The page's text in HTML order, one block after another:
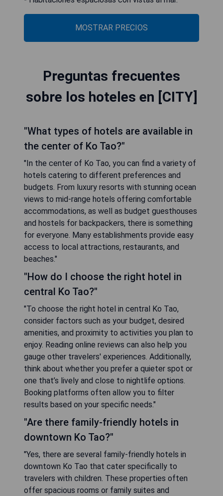
MOSTRAR PRECIOS
Preguntas frecuentes
sobre los hoteles en [CITY]
"What types of hotels are available in
the center of Ko Tao?"
"In the center of Ko Tao, you can find a variety of
hotels catering to different preferences and
budgets. From luxury resorts with stunning ocean
views to mid-range hotels offering comfortable
accommodations, as well as budget guesthouses
and hostels for backpackers, there is something
for everyone. Many establishments provide easy
access to local attractions, restaurants, and
beaches."
"How do I choose the right hotel in
central Ko Tao?"
"To choose the right hotel in central Ko Tao,
consider factors such as your budget, desired
amenities, and proximity to activities you plan to
enjoy. Reading online reviews can also help you
gauge other travelers' experiences. Additionally,
think about whether you prefer a quieter spot or
one that’s lively and close to nightlife options.
Booking platforms often allow you to filter
results based on your specific needs."
"Are there family-friendly hotels in
downtown Ko Tao?"
"Yes, there are several family-friendly hotels in
downtown Ko Tao that cater specifically to
travelers with children. These properties often
offer spacious rooms or family suites and